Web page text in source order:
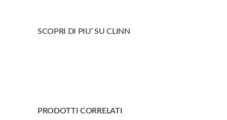
SCOPRI DI PIU’ SU CLINN
PRODOTTI CORRELATI